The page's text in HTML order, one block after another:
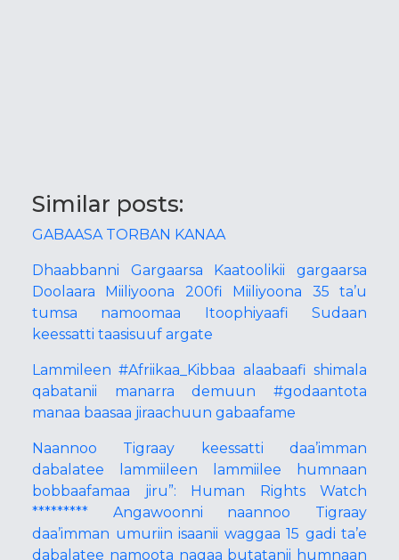
Similar posts:
GABAASA TORBAN KANAA
Dhaabbanni Gargaarsa Kaatoolikii gargaarsa
Doolaara Miiliyoona 200fi Miiliyoona 35 ta’u
tumsa namoomaa Itoophiyaafi Sudaan
keessatti taasisuuf argate
Lammileen #Afriikaa_Kibbaa alaabaafi shimala
qabatanii manarra demuun #godaantota
manaa baasaa jiraachuun gabaafame
Naannoo Tigraay keessatti daa’imman
dabalatee lammiileen lammiilee humnaan
bobbaafamaa jiru”: Human Rights Watch
********* Angawoonni naannoo Tigraay
daa’imman umuriin isaanii waggaa 15 gadi ta’e
dabalatee namoota nagaa butatanii humnaan